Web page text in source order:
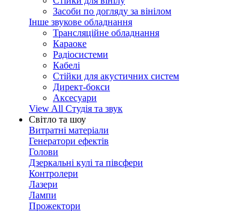
Засоби по догляду за вінілом
Інше звукове обладнання
Трансляційне обладнання
Караоке
Радіосистеми
Кабелі
Стійки для акустичних систем
Директ-бокси
Аксесуари
View All Студія та звук
Світло та шоу
Витратні матеріали
Генератори ефектів
Голови
Дзеркальні кулі та півсфери
Контролери
Лазери
Лампи
Прожектори